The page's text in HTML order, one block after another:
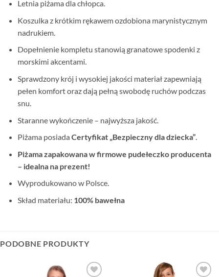
Letnia piżama dla chłopca.
Koszulka z krótkim rękawem ozdobiona marynistycznym
nadrukiem.
Dopełnienie kompletu stanowią granatowe spodenki z
morskimi akcentami.
Sprawdzony krój i wysokiej jakości materiał zapewniają
pełen komfort oraz dają pełną swobodę ruchów podczas
snu.
Staranne wykończenie – najwyższa jakość.
Piżama posiada Certyfikat „Bezpieczny dla dziecka”.
Piżama zapakowana w firmowe pudełeczko producenta
– idealna na prezent!
Wyprodukowano w Polsce.
Skład materiału: 100% bawełna
PODOBNE PRODUKTY